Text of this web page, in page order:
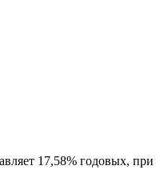
17,58% годовых,